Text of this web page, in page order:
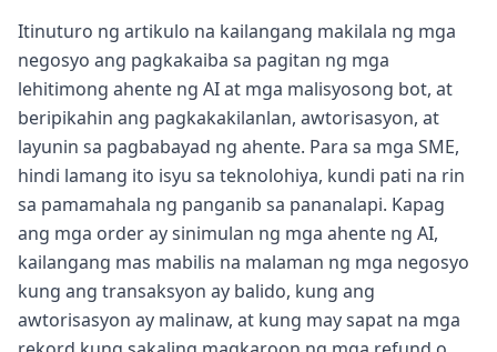
Itinuturo ng artikulo na kailangang makilala ng mga
negosyo ang pagkakaiba sa pagitan ng mga
lehitimong ahente ng AI at mga malisyosong bot, at
beripikahin ang pagkakakilanlan, awtorisasyon, at
layunin sa pagbabayad ng ahente. Para sa mga SME,
hindi lamang ito isyu sa teknolohiya, kundi pati na rin
sa pamamahala ng panganib sa pananalapi. Kapag
ang mga order ay sinimulan ng mga ahente ng AI,
kailangang mas mabilis na malaman ng mga negosyo
kung ang transaksyon ay balido, kung ang
awtorisasyon ay malinaw, at kung may sapat na mga